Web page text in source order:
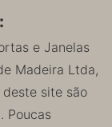
e Janelas
Madeira Ltda,
site são
Poucas